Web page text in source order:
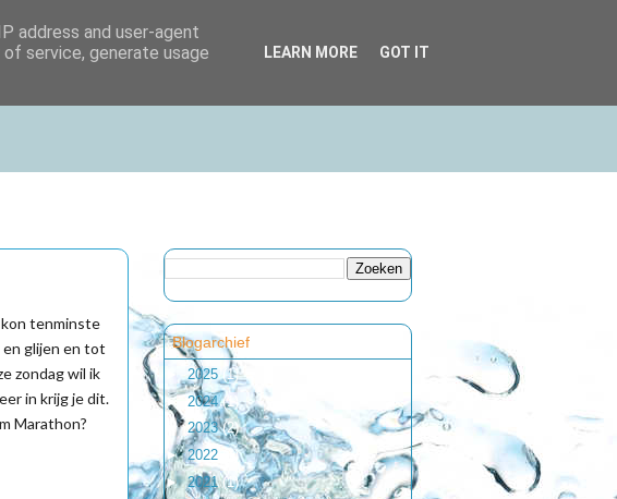
tenminste
glijen en tot
zondag wil ik
in krijg je dit.
Marathon?
Blogarchief
2025 (1)
► 2024(1)
►2023(2)
►2022
(1)
►2021(1)
address and user-agent
service, generate usage
LEARN MORE GOT IT